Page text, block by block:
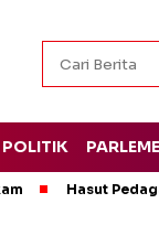
POLITIK
Hasut